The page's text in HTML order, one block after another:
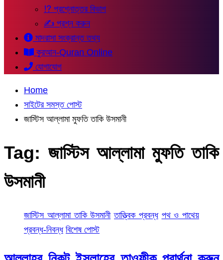
⁉ প্রশ্নোত্তর বিভাগ
✍ প্রশ্ন করুন
মাদরাসা সংক্রান্ত তথ্য
কুরআন-Quran Online
যোগাযোগ
Home
সাইটের সমস্ত পোস্ট
জাস্টিস আল্লামা মুফতি তাকি উসমানী
Tag: জাস্টিস আল্লামা মুফতি তাকি
উসমানী
জাস্টিস আল্লামা তাকি উসমানী তাত্ত্বিক প্রবন্ধ পথ ও পাথেয়
প্রবন্ধ-নিবন্ধ বিশেষ পোস্ট